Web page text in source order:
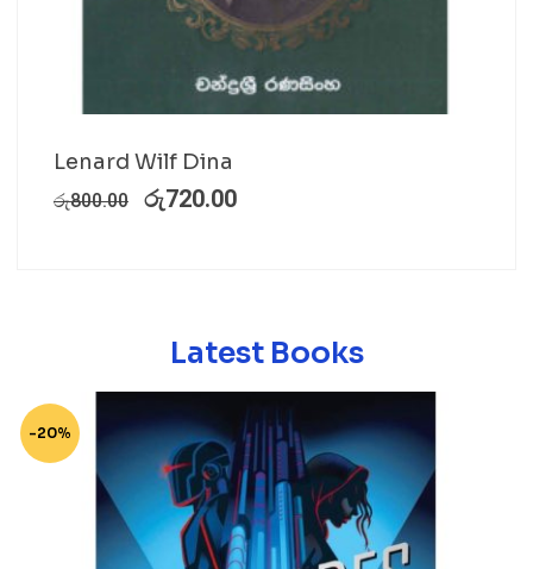
Lenard Wilf Dina
රු800.00 රු720.00
Latest Books
-20%